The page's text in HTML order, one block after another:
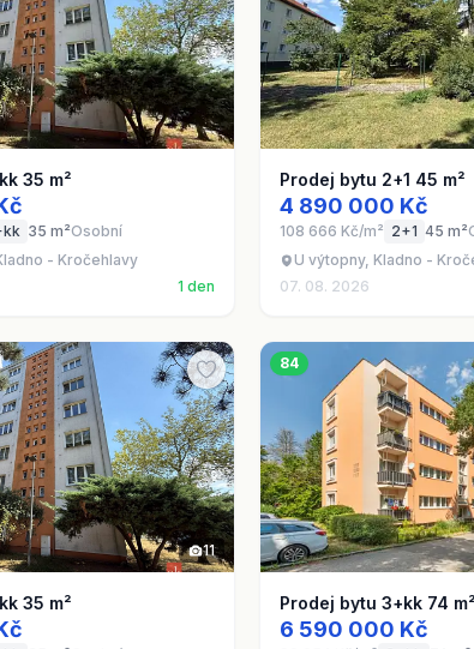
35 m²
35 m²Osobní
- Kročehlavy
1 den
Prodej bytu 2+1 45 m²
4 890 000 Kč
108 666 Kč/m² 2+1 45 m²
U výtopny, Kladno -
07. 08. 2026
11
35 m²
84
Prodej bytu 3+kk 74 m²
6 590 000 Kč